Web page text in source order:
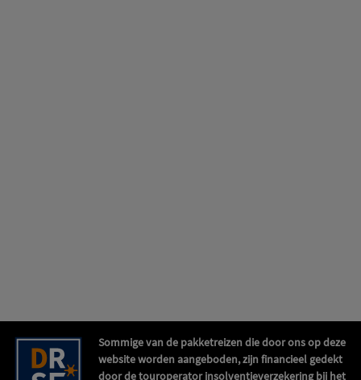
Sommige van de pakketreizen die door ons op deze
website worden aangeboden, zijn financieel gedekt
door de touroperator insolventieverzekering bij het